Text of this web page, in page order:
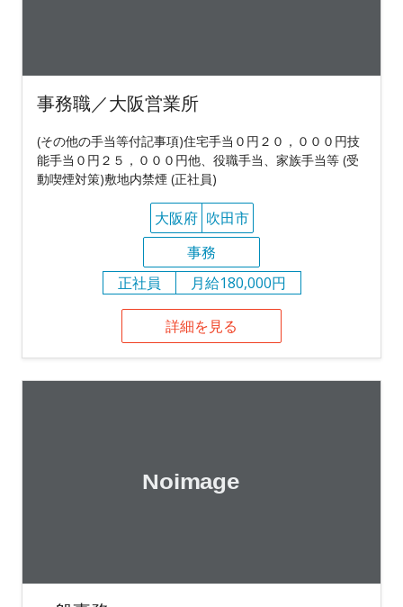
事務職／大阪営業所
(その他の手当等付記事項)住宅手当０円２０，０００円技
能手当０円２５，０００円他、役職手当、家族手当等 (受
動喫煙対策)敷地内禁煙 (正社員)
大阪府 吹田市
事務
正社員
月給180,000円
詳細を見る